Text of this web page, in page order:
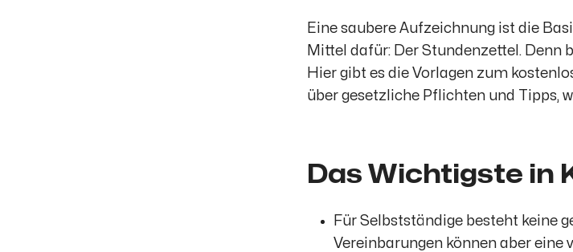
Eine saubere Aufzeichnung ist die
Mittel dafür: Der Stundenzettel. Denn
Hier gibt es die Vorlagen zum
über gesetzliche Pflichten und Tipps,
Das Wichtigste in
Für Selbstständige besteht keine
Vereinbarungen können aber eine